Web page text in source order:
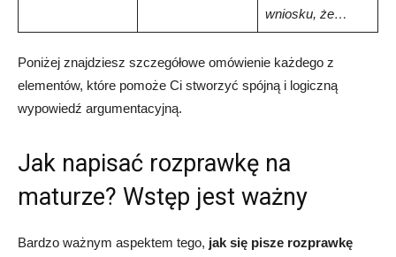
wniosku, że…
Poniżej znajdziesz szczegółowe omówienie każdego z
elementów, które pomoże Ci stworzyć spójną i logiczną
wypowiedź argumentacyjną.
Jak napisać rozprawkę na
maturze? Wstęp jest ważny
Bardzo ważnym aspektem tego, jak się pisze rozprawkę